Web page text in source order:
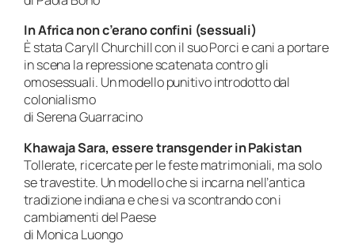
In Africa non c’erano confini (sessuali)
È stata Caryll Churchill con il suo Porci e cani a portare
in scena la repressione scatenata contro gli
omosessuali. Un modello punitivo introdotto dal
colonialismo
di Serena Guarracino
Khawaja Sara, essere transgender in Pakistan
Tollerate, ricercate per le feste matrimoniali, ma solo
se travestite. Un modello che si incarna nell’antica
tradizione indiana e che si va scontrando con i
cambiamenti del Paese
di Monica Luongo